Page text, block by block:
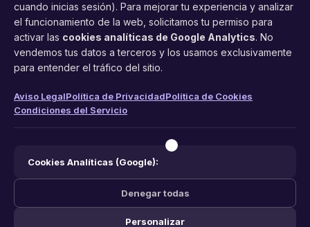
FacilCita
Asistente inteligente de citas por teléfono y WhatsApp.
Gestión profesional de agenda con IA para tu negocio.
Funciones
Aviso Legal
cuando inicias sesión). Para mejorar tu experiencia y analizar
el funcionamiento de la web, solicitamos tu permiso para
activar las cookies analíticas de Google Analytics. No
vendemos tus datos a terceros y los usamos exclusivamente
para entender el tráfico del sitio.
Aviso LegalPolítica de PrivacidadPolítica de Cookies
Condiciones del Servicio
Cookies Analíticas (Google):
Denegar todas
Personalizar